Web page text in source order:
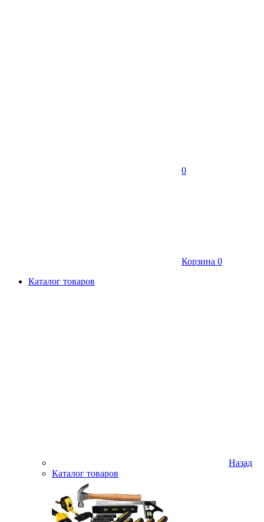
0
Корзина 0
Каталог товаров
Назад
Каталог товаров